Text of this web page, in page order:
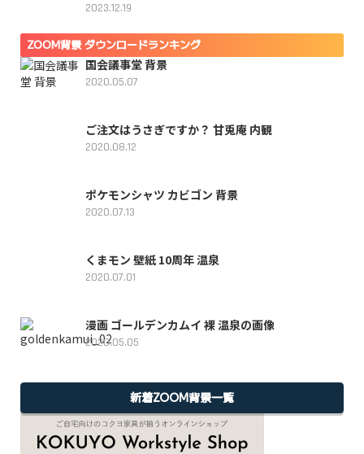
2023.12.19
ZOOM背景 ダウンロードランキング
国会議事堂 背景
2020.05.07
ご注文はうさぎですか？ 甘兎庵 内観
2020.08.12
ポケモンシャツ カビゴン 背景
2020.07.13
くまモン 壁紙 10周年 温泉
2020.07.01
漫画 ゴールデンカムイ 裸 温泉の画像
2020.05.05
新着ZOOM背景一覧